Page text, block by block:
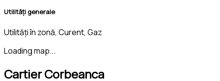
Utilități generale
Utilități în zonă, Curent, Gaz
Loading map...
Cartier Corbeanca